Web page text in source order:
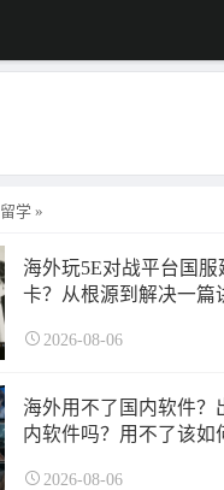
留学 »
海外玩5E对战平台国
卡？从根源到解决一篇
2026-08-06
海外用不了国内软件？
内软件吗？用不了该如
2026-08-06